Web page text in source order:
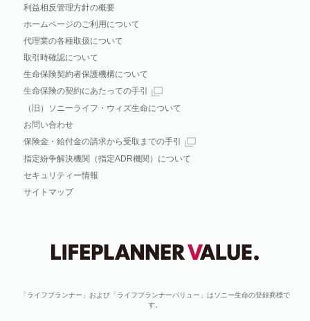
利益相反管理方針の概要
ホームページのご利用について
代理業の各種取扱について
取引時確認について
生命保険契約者保護機構について
生命保険の契約にあたっての手引
（旧）ソニーライフ・ウィズ生命について
お問い合わせ
保険金・給付金の請求から受取までの手引
指定紛争解決機関（指定ADR機関）について
セキュリティー情報
サイトマップ
「ライフプランナー」および「ライフプランナーバリュー」はソニー生命の登録商標で
す。